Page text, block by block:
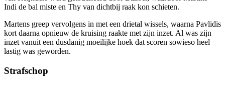
Indi de bal miste en Thy van dichtbij raak kon schieten.
Martens greep vervolgens in met een drietal wissels, waarna Pavlidis
kort daarna opnieuw de kruising raakte met zijn inzet. Al was zijn
inzet vanuit een dusdanig moeilijke hoek dat scoren sowieso heel
lastig was geworden.
Strafschop